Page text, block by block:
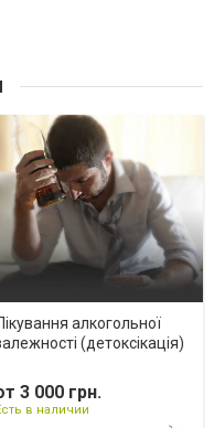
алкогольної
(детоксікація)
3 000 грн.
в наличии